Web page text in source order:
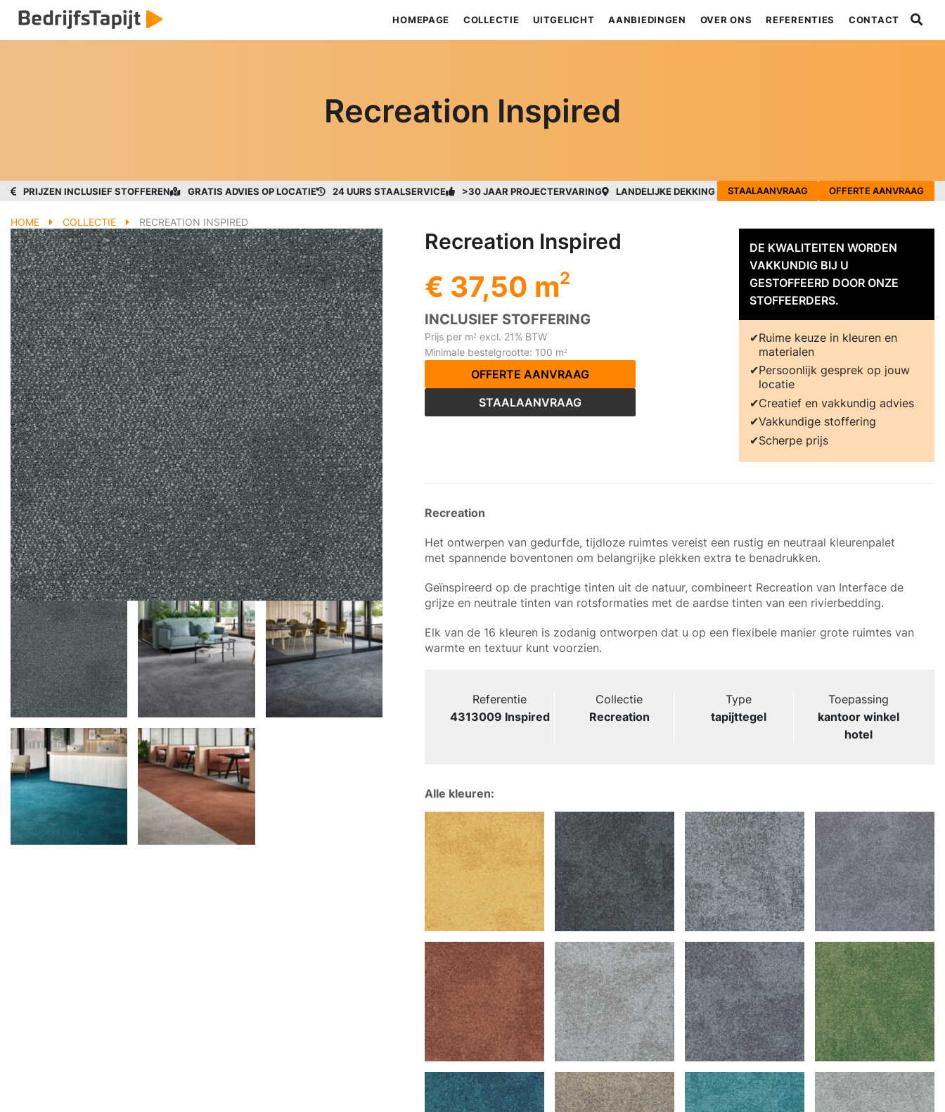
HOMEPAGE COLLECTIE UITGELICHT AANBIEDINGEN OVER ONS REFERENTIES CONTACT
Recreation Inspired
PRIJZEN INCLUSIEF STOFFEREN GRATIS ADVIES OP LOCATIE 24 UURS STAALSERVICE >30 JAAR PROJECTERVARING LANDELIJKE DEKKING STAALAANVRAAG OFFERTE AANVRAAG
HOME COLLECTIE RECREATION INSPIRED
Recreation Inspired
€ 37,50 m2
INCLUSIEF STOFFERING
Prijs per m2 excl. 21% BTW
Minimale bestelgrootte: 100 m2
OFFERTE AANVRAAG
STAALAANVRAAG
DE KWALITEITEN WORDEN
VAKKUNDIG BIJ U
GESTOFFEERD DOOR ONZE
STOFFEERDERS.
Ruime keuze in kleuren en
materialen
Persoonlijk gesprek op jouw
locatie
Creatief en vakkundig advies
Vakkundige stoffering
Scherpe prijs
Recreation
Het ontwerpen van gedurfde, tijdloze ruimtes vereist een rustig en neutraal kleurenpalet
met spannende boventonen om belangrijke plekken extra te benadrukken.
Geïnspireerd op de prachtige tinten uit de natuur, combineert Recreation van Interface de
grijze en neutrale tinten van rotsformaties met de aardse tinten van een rivierbedding.
Elk van de 16 kleuren is zodanig ontworpen dat u op een flexibele manier grote ruimtes van
warmte en textuur kunt voorzien.
Referentie
4313009 Inspired
Collectie
Recreation
Type
tapijttegel
Toepassing
kantoor winkel
hotel
Alle kleuren: